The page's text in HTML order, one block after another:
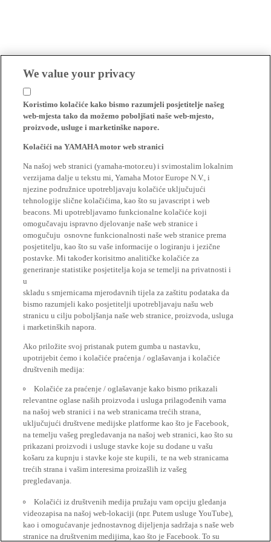
We value your privacy
Koristimo kolačiće kako bismo razumjeli posjetitelje našeg
web-mjesta tako da možemo poboljšati naše web-mjesto,
proizvode, usluge i marketinške napore.
Kolačići na YAMAHA motor web stranici
Na našoj web stranici (yamaha-motor.eu) i svimostalim lokalnim
verzijama dalje u tekstu mi, Yamaha Motor Europe N.V., i
njezine podružnice upotrebljavaju kolačiće uključujući
tehnologije slične kolačićima, kao što su javascript i web
beacons. Mi upotrebljavamo funkcionalne kolačiće koji
omogučavaju ispravno djelovanje naše web stranice i
omogučuju osnovne funkcionalnosti naše web stranice prema
posjetitelju, kao što su vaše informacije o logiranju i jezične
postavke. Mi također korisitmo analitičke kolačiće za
generiranje statistike posjetitelja koja se temelji na privatnosti i
u
skladu s smjernicama mjerodavnih tijela za zaštitu podataka da
bismo razumjeli kako posjetitelji upotrebljavaju našu web
stranicu u cilju poboljšanja naše web stranice, proizvoda, usluga
i marketinških napora.
Ako priložite svoj pristanak putem gumba u nastavku,
upotrijebit ćemo i kolačiće praćenja / oglašavanja i kolačiće
društvenih medija:
Kolačiće za praćenje / oglašavanje kako bismo prikazali
relevantne oglase naših proizvoda i usluga prilagođenih vama
na našoj web stranici i na web stranicama trećih strana,
uključujući društvene medijske platforme kao što je Facebook,
na temelju vašeg pregledavanja na našoj web stranici, kao što su
prikazani proizvodi i usluge stavke koje su dodane u vašu
košaru za kupnju i stavke koje ste kupili, te na web stranicama
trećih strana i vašim interesima proizašlih iz vašeg
pregledavanja.
Kolačići iz društvenih medija pružaju vam opciju gledanja
videozapisa na našoj web-lokaciji (npr. Putem usluge YouTube),
kao i omogućavanje jednostavnog dijeljenja sadržaja s naše web
stranice na društvenim medijima, kao što je Facebook. To su